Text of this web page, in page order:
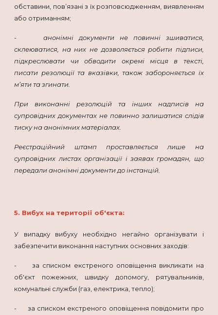
обставини, пов’язані з їх розповсюдженням, виявленням
або отриманням;
- анонімні документи не повинні зшиватися,
склеюватися, на них не дозволяється робити підписи,
підкреслювати чи обводити окремі місця в тексті,
писати резолюції та вказівки, також забороняється їх
м’яти та згинати.
При виконанні резолюцій та інших надписів на
супровідних документах не повинно залишатися слідів
тиску на анонімних матеріалах.
Реєстраційний штамп проставляється лише на
супровідних листах організації і заявах громадян, що
передали анонімні документи до інстанцій.
5. Вибух на території об'єкта:
У випадку вибуху необхідно негайно організувати і
забезпечити виконання наступних основних заходів:
- за списком екстреного оповіщення викликати на
об'єкт пожежних, швидку допомогу, рятувальників,
комунальні служби (газ, електрика, тепло);
- за списком екстреного оповіщення повідомити про